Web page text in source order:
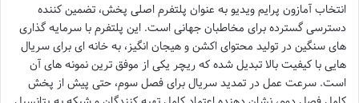
انتخاب آمازون پرایم ویدیو به عنوان پلتفرم اصلی پخش، تضمین کننده
دسترسی گسترده برای مخاطبان جهانی است. این پلتفرم با سرمایه گذاری
های سنگین در تولید محتوای اکشن و هیجان انگیز، به خانه ای برای سریال
هایی با کیفیت بالا تبدیل شده که ریچر یکی از موفق ترین نمونه های آن
است. سرعت عمل در تمدید سریال برای فصل سوم، حتی پیش از پخش